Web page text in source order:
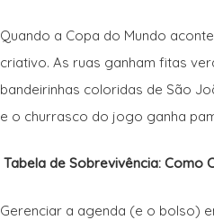
Quando a Copa do Mundo
criativo. As ruas ganham fitas
bandeirinhas coloridas de São
e o churrasco do jogo ganha
Tabela de Sobrevivência: Como
Gerenciar a agenda (e o bolso)